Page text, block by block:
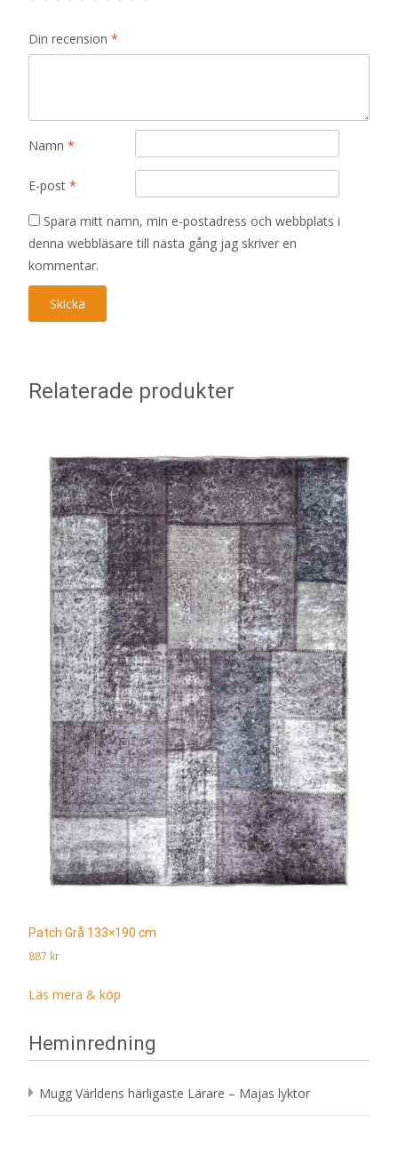
Din recension *
Namn *
E-post *
Spara mitt namn, min e-postadress och webbplats i
denna webbläsare till nästa gång jag skriver en
kommentar.
Relaterade produkter
Patch Grå 133×190 cm
887 kr
Läs mera & köp
Heminredning
Mugg Världens härligaste Lärare – Majas lyktor